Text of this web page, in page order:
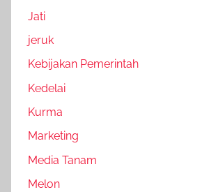
Jati
jeruk
Kebijakan Pemerintah
Kedelai
Kurma
Marketing
Media Tanam
Melon